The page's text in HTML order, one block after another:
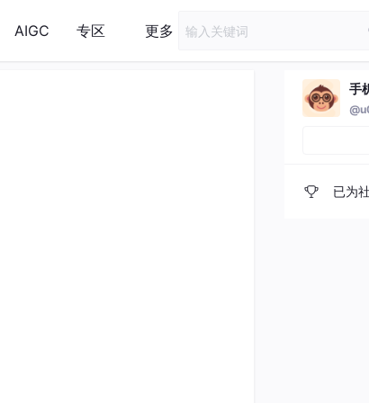
AIGC 专区 更多
手
已为